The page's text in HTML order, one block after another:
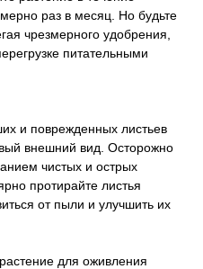
раз в месяц. Но будьте
чрезмерного удобрения,
питательными
и поврежденных листьев
внешний вид. Осторожно
чистых и острых
протирайте листья
от пыли и улучшить их
для оживления